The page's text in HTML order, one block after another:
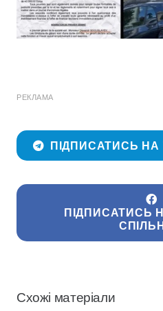
РЕКЛАМА
ПІДПИСАТИСЬ НА
ПІДПИСАТИСЬ
Схожі матеріали